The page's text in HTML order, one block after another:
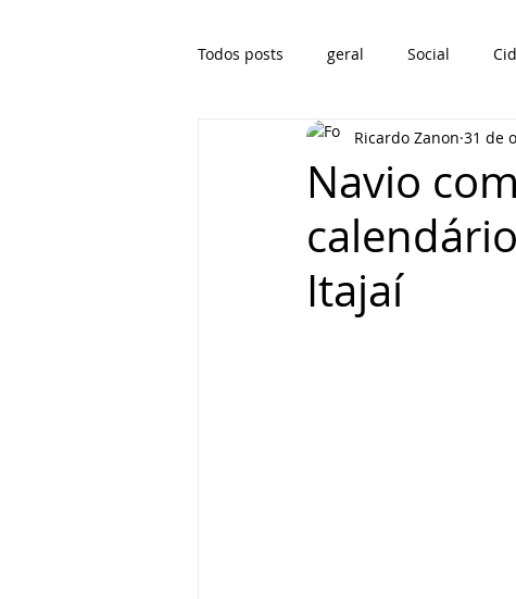
Todos posts geral Social
Navio
Itajaí
Ricardo Zanon 31 de